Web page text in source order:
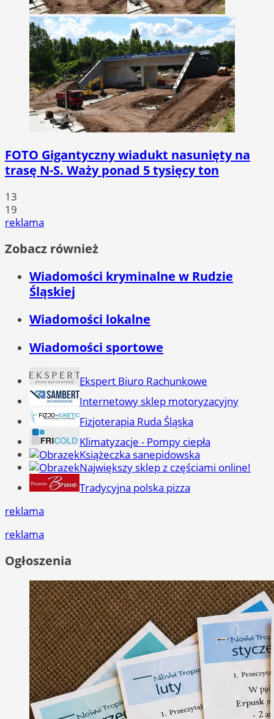
FOTO Gigantyczny wiadukt nasunięty na
trasę N-S. Waży ponad 5 tysięcy ton
13
19
reklama
Zobacz również
Wiadomości kryminalne w Rudzie
Śląskiej
Wiadomości lokalne
Wiadomości sportowe
Ekspert Biuro Rachunkowe
Internetowy sklep motoryzacyjny
Fizjoterapia Ruda Śląska
Klimatyzacje - Pompy ciepła
Książeczka sanepidowska
Największy sklep z częściami online!
Tradycyjna polska pizza
reklama
reklama
Ogłoszenia